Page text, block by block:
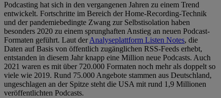
Podcasting hat sich in den vergangenen Jahren zu einem Trend
entwickelt. Fortschritte im Bereich der Home-Recording-Technik
und der pandemiebedingte Zwang zur Selbstisolation haben
besonders 2020 zu einem sprunghaften Anstieg an neuen Podcast-
Formaten geführt. Laut derAnalyseplattform Listen Notes, die
Daten auf Basis von öffentlich zugänglichen RSS-Feeds erhebt,
entstanden in diesem Jahr knapp eine Million neue Podcasts. Auch
2021 waren es mit über 720.000 Formaten noch mehr als doppelt so
viele wie 2019. Rund 75.000 Angebote stammen aus Deutschland,
ungeschlagen an der Spitze steht die USA mit rund 1,9 Millionen
veröffentlichten Podcasts.